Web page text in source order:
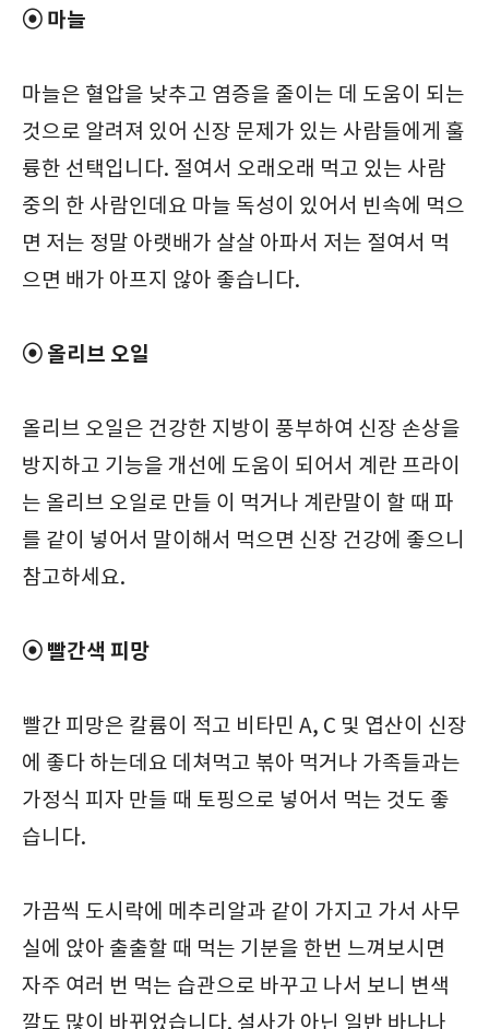
⦿ 마늘
마늘은 혈압을 낮추고 염증을 줄이는 데 도움이 되는
것으로 알려져 있어 신장 문제가 있는 사람들에게 훌
륭한 선택입니다. 절여서 오래오래 먹고 있는 사람
중의 한 사람인데요 마늘 독성이 있어서 빈속에 먹으
면 저는 정말 아랫배가 살살 아파서 저는 절여서 먹
으면 배가 아프지 않아 좋습니다.
⦿ 올리브 오일
올리브 오일은 건강한 지방이 풍부하여 신장 손상을
방지하고 기능을 개선에 도움이 되어서 계란 프라이
는 올리브 오일로 만들 이 먹거나 계란말이 할 때 파
를 같이 넣어서 말이해서 먹으면 신장 건강에 좋으니
참고하세요.
⦿ 빨간색 피망
빨간 피망은 칼륨이 적고 비타민 A, C 및 엽산이 신장
에 좋다 하는데요 데쳐먹고 볶아 먹거나 가족들과는
가정식 피자 만들 때 토핑으로 넣어서 먹는 것도 좋
습니다.
가끔씩 도시락에 메추리알과 같이 가지고 가서 사무
실에 앉아 출출할 때 먹는 기분을 한번 느껴보시면
자주 여러 번 먹는 습관으로 바꾸고 나서 보니 변색
깔도 많이 바뀌었습니다. 설사가 아닌 일반 바나나